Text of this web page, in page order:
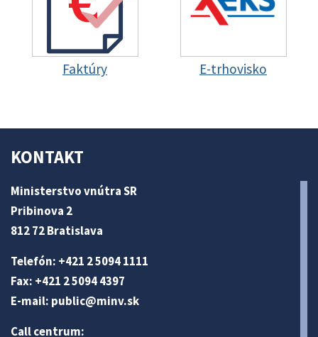
Faktúry E-trhovisko
KONTAKT
Ministerstvo vnútra SR
Pribinova 2
812 72 Bratislava
Telefón: +421 2 5094 1111
Fax: +421 2 5094 4397
E-mail: public@minv.sk
Call centrum: